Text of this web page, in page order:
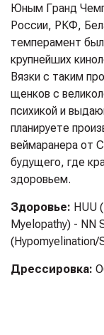
Юным Гранд
России, РКФ,
темперамент
крупнейших
Вязки с таким
щенков с
психикой и
планируете
веймаранера от
будущего, где
здоровьем.
Здоровье: HUU
Myelopathy) - NN
(Hypomyelination/
Дрессировка: